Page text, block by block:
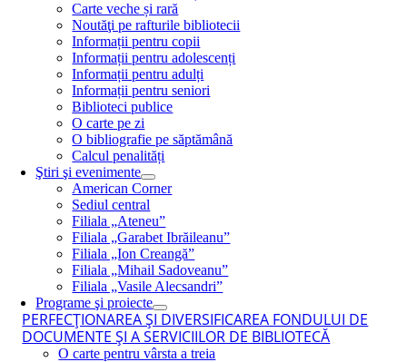
Carte veche și rară
Noutăţi pe rafturile bibliotecii
Informații pentru copii
Informații pentru adolescenți
Informații pentru adulți
Informații pentru seniori
Biblioteci publice
O carte pe zi
O bibliografie pe săptămână
Calcul penalități
Ştiri şi evenimente
American Corner
Sediul central
Filiala „Ateneu”
Filiala „Garabet Ibrăileanu”
Filiala „Ion Creangă”
Filiala „Mihail Sadoveanu”
Filiala „Vasile Alecsandri”
Programe şi proiecte
PERFECŢIONAREA ŞI DIVERSIFICAREA FONDULUI DE
DOCUMENTE ŞI A SERVICIILOR DE BIBLIOTECĂ
O carte pentru vârsta a treia